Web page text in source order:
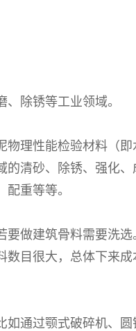
除锈等工业领域。
理性能检验材料（即
清砂、除锈、强化
重等等。
做建筑骨料需要洗
目很大，总体下来
通过颚式破碎机、